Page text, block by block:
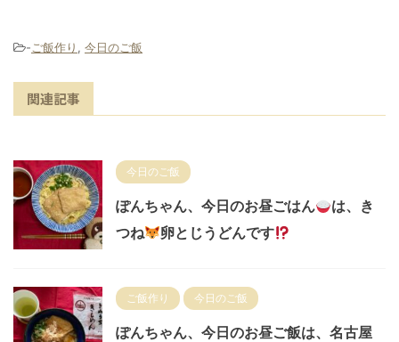
- ご飯作り , 今日のご飯
関連記事
今日のご飯
ぽんちゃん、今日のお昼ごはん
は、き
つね
卵とじうどんです
ご飯作り 今日のご飯
ぽんちゃん、今日のお昼ご飯は、名古屋